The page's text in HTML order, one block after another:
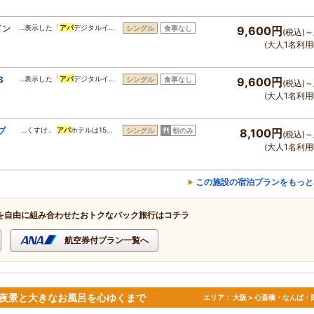
ン …表示した「アパデジタルイ… シングル 食事なし 9,600円 (税込)
(大人1名利
…表示した「アパデジタルイ… シングル 食事なし 9,600円 (税込)
(大人1名利
…くすけ」 アパホテルは15… シングル 朝のみ 8,100円 (税込)
(大人1名利
この施設の宿泊プランをもっ
自由に組み合わせたおトクなパック旅行はコチラ
航空券付プラン一覧へ
景と大きなお風呂を心ゆくまで エリア： 大阪 > 心斎橋・なんば・